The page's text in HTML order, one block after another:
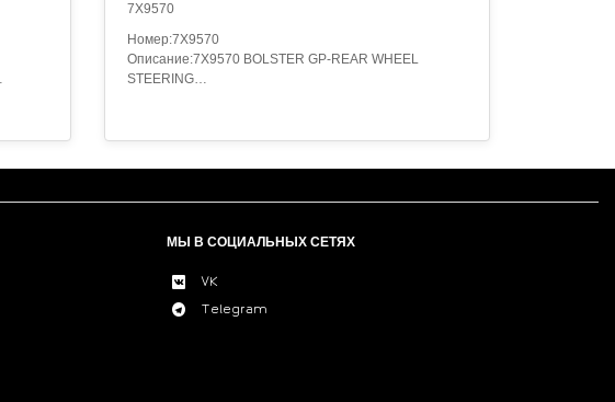
7X9570
Номер:7X9570
Описание:7X9570 BOLSTER GP-REAR WHEEL
STEERING
AN ATTACHMENT,7X9570 BOLSTER GP-REAR WHEEL
STEERING
775316-PAGE 131,1069470-PAGE 125.02
775316-PAGE 139
МЫ В СОЦИАЛЬНЫХ СЕТЯХ
VK
Telegram